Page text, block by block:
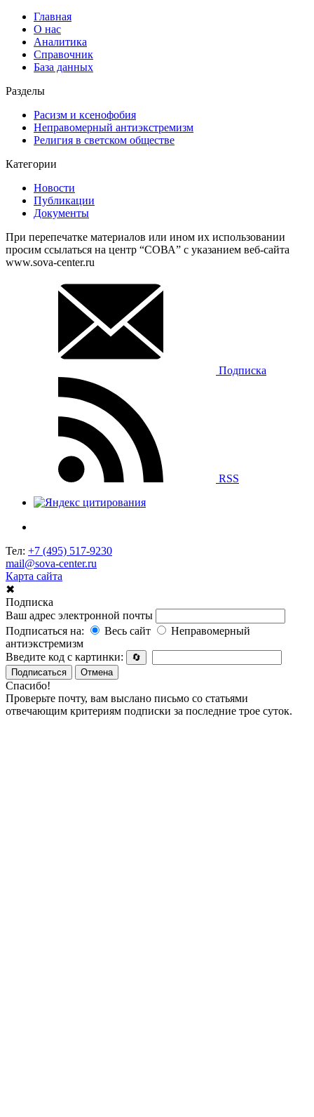
Главная
О нас
Аналитика
Справочник
База данных
Разделы
Расизм и ксенофобия
Неправомерный антиэкстремизм
Религия в светском обществе
Категории
Новости
Публикации
Документы
При перепечатке материалов или ином их использовании
просим ссылаться на центр “СОВА” с указанием веб-сайта
www.sova-center.ru
Подписка
RSS
Тел: +7 (495) 517-9230
mail@sova-center.ru
Карта сайта
✖
Подписка
Ваш адрес электронной почты
Подписаться на:
Весь сайт
Неправомерный
антиэкстремизм
Введите код с картинки:
🔄
Подписаться
Отмена
Спасибо!
Проверьте почту, вам выслано письмо со статьями
отвечающим критериям подписки за последние трое суток.